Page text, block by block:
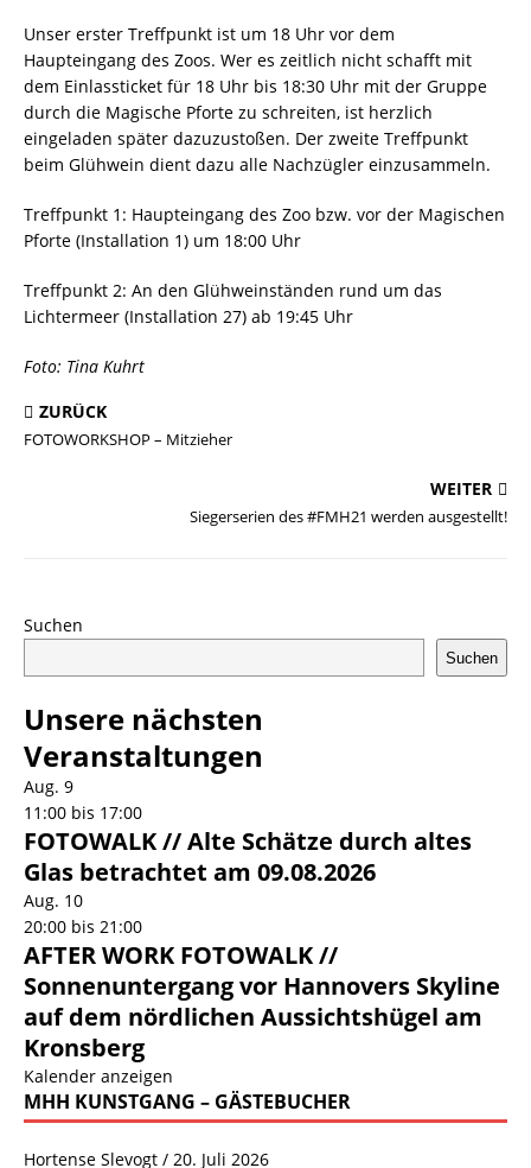
Unser erster Treffpunkt ist um 18 Uhr vor dem
Haupteingang des Zoos. Wer es zeitlich nicht schafft mit
dem Einlassticket für 18 Uhr bis 18:30 Uhr mit der Gruppe
durch die Magische Pforte zu schreiten, ist herzlich
eingeladen später dazuzustoßen. Der zweite Treffpunkt
beim Glühwein dient dazu alle Nachzügler einzusammeln.
Treffpunkt 1: Haupteingang des Zoo bzw. vor der Magischen
Pforte (Installation 1) um 18:00 Uhr
Treffpunkt 2: An den Glühweinständen rund um das
Lichtermeer (Installation 27) ab 19:45 Uhr
Foto: Tina Kuhrt
ZURÜCK
FOTOWORKSHOP – Mitzieher
WEITER
Siegerserien des #FMH21 werden ausgestellt!
Suchen
Suchen
Unsere nächsten
Veranstaltungen
Aug. 9
11:00 bis 17:00
FOTOWALK // Alte Schätze durch altes
Glas betrachtet am 09.08.2026
Aug. 10
20:00 bis 21:00
AFTER WORK FOTOWALK //
Sonnenuntergang vor Hannovers Skyline
auf dem nördlichen Aussichtshügel am
Kronsberg
Kalender anzeigen
MHH KUNSTGANG – GÄSTEBUCHER
Hortense Slevogt / 20. Juli 2026